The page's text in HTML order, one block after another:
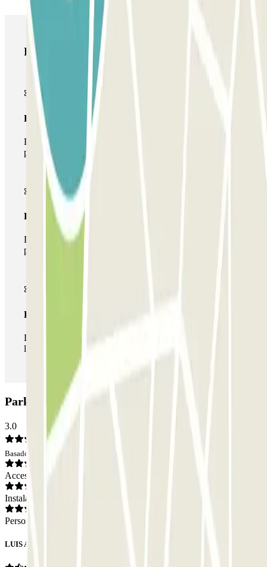
Productos de Parclick
Pase básico
Durante tu estancia podrás entrar y salir una única vez al
parking
Pase multiparking
Durante tu estancia podrás hacer uso de toda la red de
parkings de este operador disponibles en Parclick.
Pase ilimitado
Durante tu estancia podrás entrar y salir del parking todas
las veces que quieras.
Parking Primado Reig: Opiniones
3.0
Basado en 26 opiniones
Acceso
Instalaciones
Personal
LUIS ANTONIO